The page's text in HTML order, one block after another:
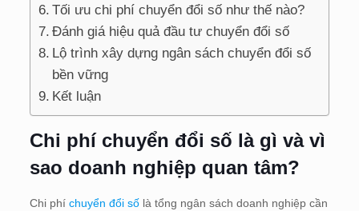
Tối ưu chi phí chuyển đổi số như thế nào?
Đánh giá hiệu quả đầu tư chuyển đổi số
Lộ trình xây dựng ngân sách chuyển đổi số
bền vững
Kết luận
Chi phí chuyển đổi số là gì và vì
sao doanh nghiệp quan tâm?
Chi phí chuyển đổi sốlà tổng ngân sách doanh nghiệp cần